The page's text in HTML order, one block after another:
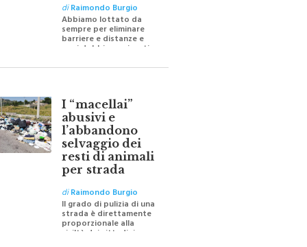
diRaimondo Burgio
Abbiamo lottato da
sempre per eliminare
barriere e distanze e
per ricostruire certezze
I “macellai”
abusivi e
l’abbandono
selvaggio dei
resti di animali
per strada
diRaimondo Burgio
Il grado di pulizia di una
strada è direttamente
proporzionale alla